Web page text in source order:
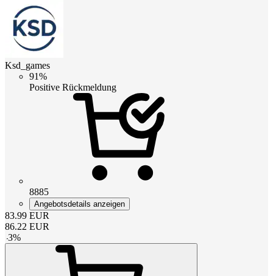
Ksd_games
91%
Positive Rückmeldung
8885
Angebotsdetails anzeigen
83.99 EUR
86.22 EUR
-3%